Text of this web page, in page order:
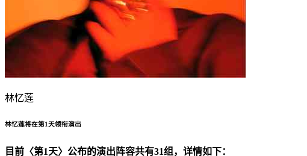
林忆莲
林忆莲将在第1天领衔演出
目前〈第1天〉公布的演出阵容共有31组，详情如下：